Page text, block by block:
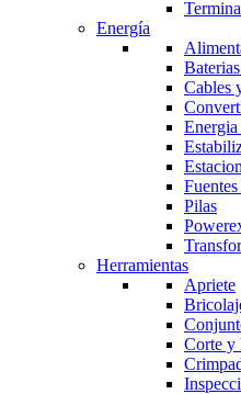
Energía
Cables
Pilas
Herramientas
Apriete
Corte y